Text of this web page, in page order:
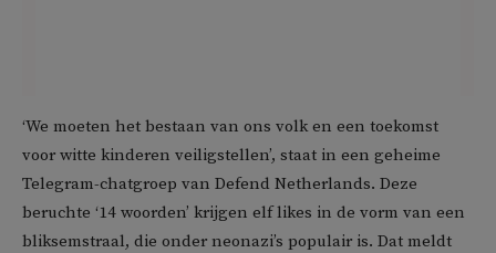
‘We moeten het bestaan van ons volk en een toekomst
voor witte kinderen veiligstellen’, staat in een geheime
Telegram-chatgroep van Defend Netherlands. Deze
beruchte ‘14 woorden’ krijgen elf likes in de vorm van een
bliksemstraal, die onder neonazi’s populair is. Dat meldt